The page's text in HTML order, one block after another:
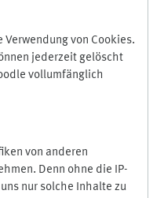
von Cookies.
jederzeit gelöscht
vollumfänglich
von anderen
Denn ohne die IP-
nur solche Inhalte zu